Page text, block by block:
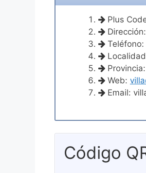
Plus
Web:
Email:
Código